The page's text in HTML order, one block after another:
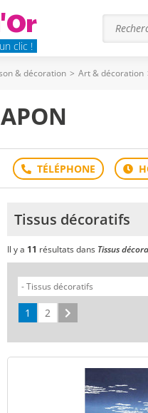
clic !
& décoration > Art & décoration
Tissus décoratifs
Il y a 11 résultats dans Tissus
1 2